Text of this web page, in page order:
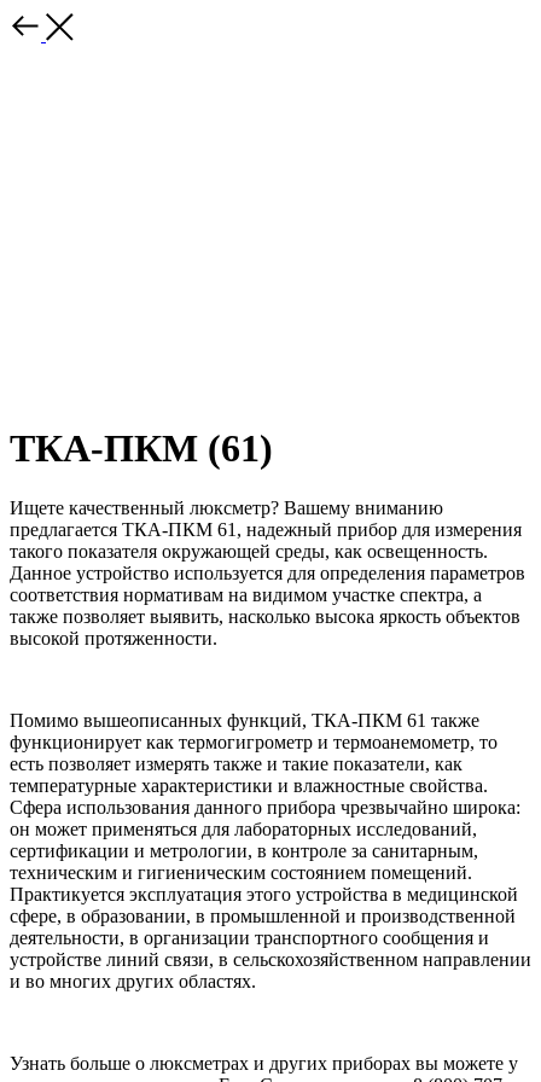
ТКА-ПКМ (61)
Ищете качественный люксметр? Вашему вниманию
предлагается ТКА-ПКМ 61, надежный прибор для измерения
такого показателя окружающей среды, как освещенность.
Данное устройство используется для определения параметров
соответствия нормативам на видимом участке спектра, а
также позволяет выявить, насколько высока яркость объектов
высокой протяженности.
Помимо вышеописанных функций, ТКА-ПКМ 61 также
функционирует как термогигрометр и термоанемометр, то
есть позволяет измерять также и такие показатели, как
температурные характеристики и влажностные свойства.
Сфера использования данного прибора чрезвычайно широка:
он может применяться для лабораторных исследований,
сертификации и метрологии, в контроле за санитарным,
техническим и гигиеническим состоянием помещений.
Практикуется эксплуатация этого устройства в медицинской
сфере, в образовании, в промышленной и производственной
деятельности, в организации транспортного сообщения и
устройстве линий связи, в сельскохозяйственном направлении
и во многих других областях.
Узнать больше о люксметрах и других приборах вы можете у